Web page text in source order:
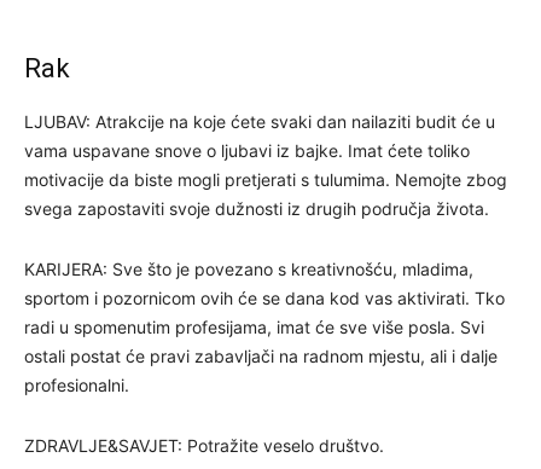
Rak
LJUBAV: Atrakcije na koje ćete svaki dan nailaziti budit će u
vama uspavane snove o ljubavi iz bajke. Imat ćete toliko
motivacije da biste mogli pretjerati s tulumima. Nemojte zbog
svega zapostaviti svoje dužnosti iz drugih područja života.
KARIJERA: Sve što je povezano s kreativnošću, mladima,
sportom i pozornicom ovih će se dana kod vas aktivirati. Tko
radi u spomenutim profesijama, imat će sve više posla. Svi
ostali postat će pravi zabavljači na radnom mjestu, ali i dalje
profesionalni.
ZDRAVLJE&SAVJET: Potražite veselo društvo.